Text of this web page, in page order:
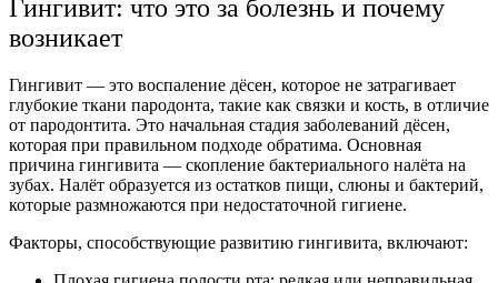
Гингивит: что это за болезнь и почему
возникает
Гингивит — это воспаление дёсен, которое не затрагивает
глубокие ткани пародонта, такие как связки и кость, в отличие
от пародонтита. Это начальная стадия заболеваний дёсен,
которая при правильном подходе обратима. Основная
причина гингивита — скопление бактериального налёта на
зубах. Налёт образуется из остатков пищи, слюны и бактерий,
которые размножаются при недостаточной гигиене.
Факторы, способствующие развитию гингивита, включают: